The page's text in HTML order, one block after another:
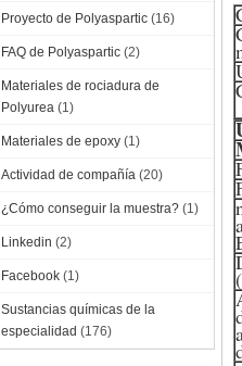
Proyecto de Polyaspartic (16)
FAQ de Polyaspartic (2)
Materiales de rociadura de
Polyurea (1)
Materiales de epoxy (1)
Actividad de compañía (20)
¿Cómo conseguir la muestra? (1)
Linkedin (2)
Facebook (1)
Sustancias químicas de la
especialidad (176)